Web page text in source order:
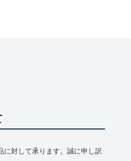
に対して承ります。誠に申し訳